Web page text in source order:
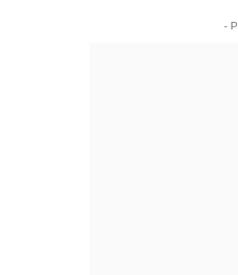
-